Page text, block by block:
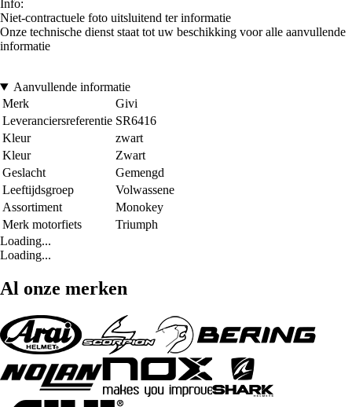
Info:
Niet-contractuele foto uitsluitend ter informatie
Onze technische dienst staat tot uw beschikking voor alle aanvullende
informatie
Aanvullende informatie
Merk
Givi
Leveranciersreferentie SR6416
Kleur
zwart
Kleur
Zwart
Geslacht
Gemengd
Leeftijdsgroep
Volwassene
Assortiment
Monokey
Merk motorfiets
Triumph
Loading...
Loading...
Al onze merken